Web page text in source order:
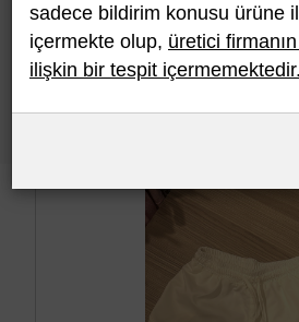
Son 10 Bildirim En
sadece bildirim konusu ürüne
içermekte olup, üretici
ilişkin bir tespit içermemektedir.